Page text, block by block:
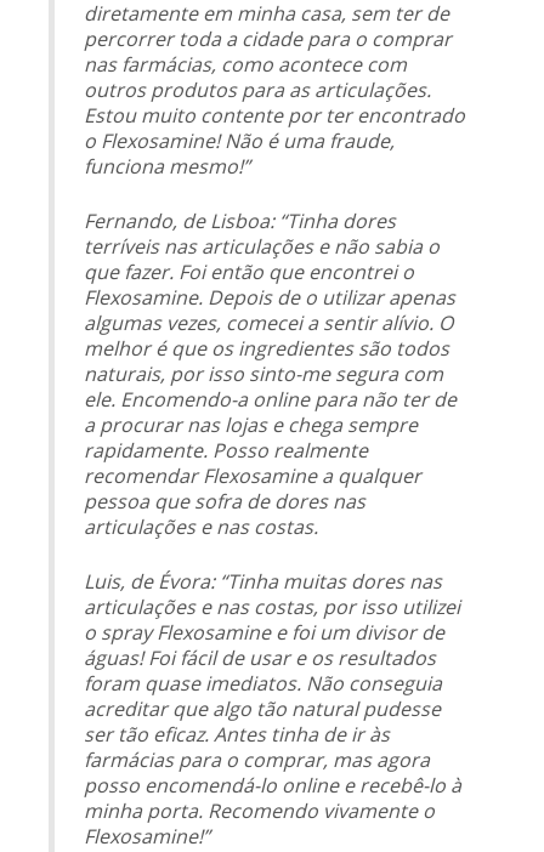
diretamente em minha casa, sem ter de
percorrer toda a cidade para o comprar
nas farmácias, como acontece com
outros produtos para as articulações.
Estou muito contente por ter encontrado
o Flexosamine! Não é uma fraude,
funciona mesmo!”
Fernando, de Lisboa: “Tinha dores
terríveis nas articulações e não sabia o
que fazer. Foi então que encontrei o
Flexosamine. Depois de o utilizar apenas
algumas vezes, comecei a sentir alívio. O
melhor é que os ingredientes são todos
naturais, por isso sinto-me segura com
ele. Encomendo-a online para não ter de
a procurar nas lojas e chega sempre
rapidamente. Posso realmente
recomendar Flexosamine a qualquer
pessoa que sofra de dores nas
articulações e nas costas.
Luis, de Évora: “Tinha muitas dores nas
articulações e nas costas, por isso utilizei
o spray Flexosamine e foi um divisor de
águas! Foi fácil de usar e os resultados
foram quase imediatos. Não conseguia
acreditar que algo tão natural pudesse
ser tão eficaz. Antes tinha de ir às
farmácias para o comprar, mas agora
posso encomendá-lo online e recebê-lo à
minha porta. Recomendo vivamente o
Flexosamine!”